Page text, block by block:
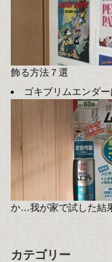
飾る方法７選
ゴキブリムエンダ
か…我が家で試した結
カテゴリー